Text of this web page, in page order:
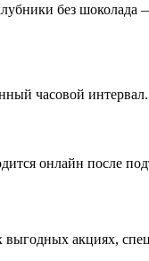
без
часовой
онлайн после
акциях,